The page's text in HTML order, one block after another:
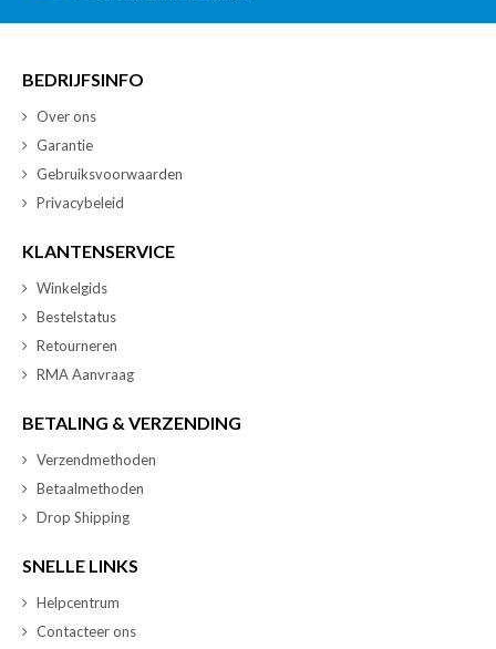
BEDRIJFSINFO
Over ons
Garantie
Gebruiksvoorwaarden
Privacybeleid
KLANTENSERVICE
Winkelgids
Bestelstatus
Retourneren
RMA Aanvraag
BETALING & VERZENDING
Verzendmethoden
Betaalmethoden
Drop Shipping
SNELLE LINKS
Helpcentrum
Contacteer ons